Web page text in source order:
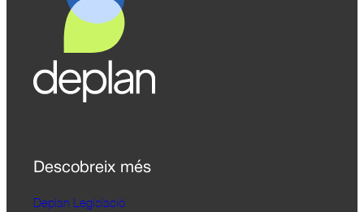
Descobreix més
Deplan Legislació